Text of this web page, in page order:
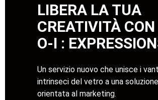
LIBERA LA TUA
CREATIVITÀ CON
O-I :
Un servizio nuovo che unisce i
intrinseci del vetro a una
orientata al marketing.